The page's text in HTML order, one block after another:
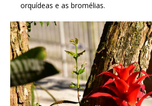
orquídeas e as bromélias.